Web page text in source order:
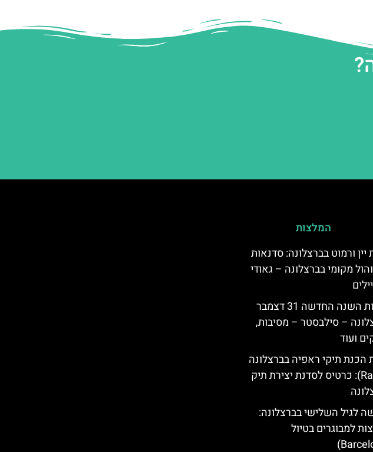
המלצות
יין ורמוט בברצלונה: סדנאות
מקומי בברצלונה – גאודי
חגיגות השנה החדשה 31 דצמבר
– סילבסטר – מסיבות,
ועוד
הכנת תיקי ראפיה בברצלונה
(Raffia): כרטיס לסדנת יצירת תיק
לגיל השלישי בברצלונה:
למבוגרים בטיול